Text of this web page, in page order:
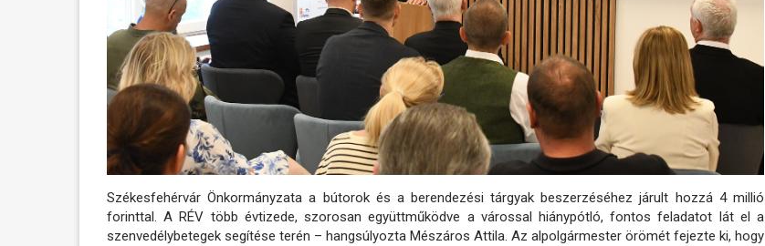
Székesfehérvár Önkormányzata a bútorok és a berendezési tárgyak beszerzéséhez járult hozzá 4 millió
forinttal. A RÉV több évtizede, szorosan együttműködve a várossal hiánypótló, fontos feladatot lát el a
szenvedélybetegek segítése terén – hangsúlyozta Mészáros Attila. Az alpolgármester örömét fejezte ki, hogy